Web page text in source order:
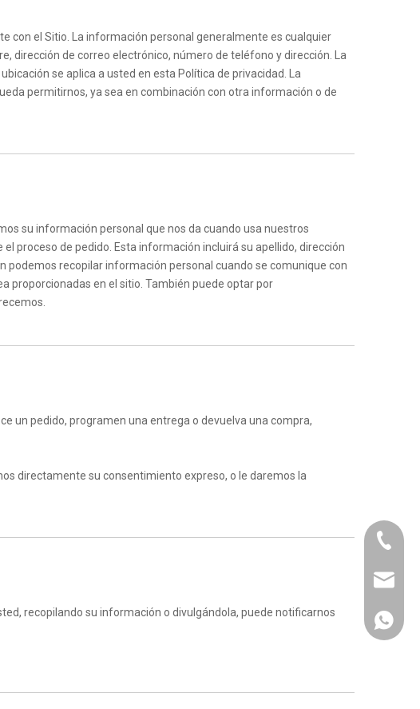
con el Sitio. La información personal generalmente es cualquier
dirección de correo electrónico, número de teléfono y dirección. La
se aplica a usted en esta Política de privacidad. La
permitirnos, ya sea en combinación con otra información o de
su información personal que nos da cuando usa nuestros
proceso de pedido. Esta información incluirá su apellido, dirección
recopilar información personal cuando se comunique con
proporcionadas en el sitio. También puede optar por
un pedido, programen una entrega o devuelva una compra,
directamente su consentimiento expreso, o le daremos la
recopilando su información o divulgándola, puede notificarnos
+86-21-
+86